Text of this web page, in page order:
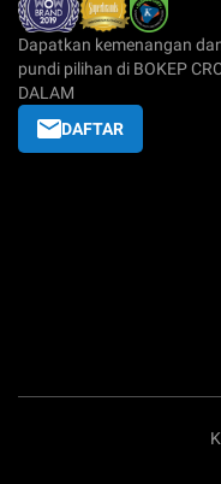
Dapatkan kemenangan
pundi pilihan di BOKEP
DALAM
DAFTAR